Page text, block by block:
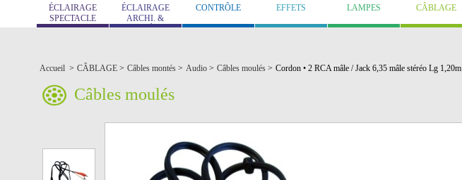
ÉCLAIRAGE
SPECTACLE
ÉCLAIRAGE
ARCHI. &
MUSÉO.
CONTRÔLE EFFETS LAMPES CÂBLAGE
Accueil > CÂBLAGE > Câbles montés > Audio > Câbles moulés > Cordon • 2 RCA mâle / Jack 6,35 mâle stéréo Lg 1,20m
Câbles moulés